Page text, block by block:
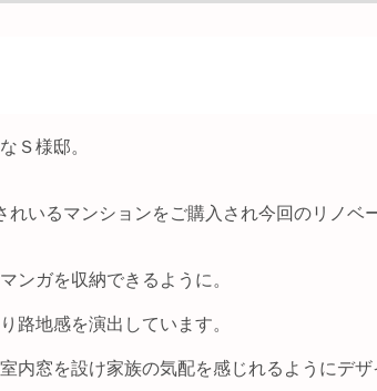
Ｓ様邸。
いるマンションをご購入され今回のリノベ
ンガを収納できるように。
路地感を演出しています。
内窓を設け家族の気配を感じれるようにデザ